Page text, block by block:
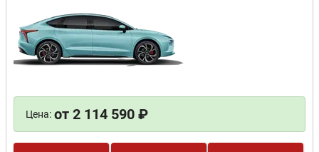
Цена: от 2 114 590 ₽